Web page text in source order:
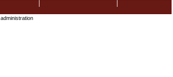
administration